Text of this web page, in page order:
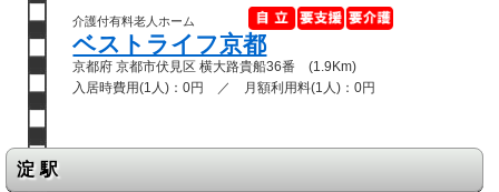
介護付有料老人ホーム
ベストライフ京都
京都府 京都市伏見区 横大路貴船36番 (1.9Km)
入居時費用(1人)：0円 ／ 月額利用料(1人)：0円
淀駅